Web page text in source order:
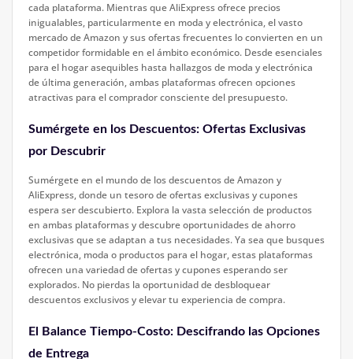
cada plataforma. Mientras que AliExpress ofrece precios
inigualables, particularmente en moda y electrónica, el vasto
mercado de Amazon y sus ofertas frecuentes lo convierten en un
competidor formidable en el ámbito económico. Desde esenciales
para el hogar asequibles hasta hallazgos de moda y electrónica
de última generación, ambas plataformas ofrecen opciones
atractivas para el comprador consciente del presupuesto.
Sumérgete en los Descuentos: Ofertas Exclusivas
por Descubrir
Sumérgete en el mundo de los descuentos de Amazon y
AliExpress, donde un tesoro de ofertas exclusivas y cupones
espera ser descubierto. Explora la vasta selección de productos
en ambas plataformas y descubre oportunidades de ahorro
exclusivas que se adaptan a tus necesidades. Ya sea que busques
electrónica, moda o productos para el hogar, estas plataformas
ofrecen una variedad de ofertas y cupones esperando ser
explorados. No pierdas la oportunidad de desbloquear
descuentos exclusivos y elevar tu experiencia de compra.
El Balance Tiempo-Costo: Descifrando las Opciones
de Entrega